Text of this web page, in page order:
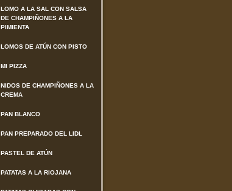
LOMO A LA SAL CON SALSA
DE CHAMPIÑONES A LA
PIMIENTA
LOMOS DE ATÚN CON PISTO
MI PIZZA
NIDOS DE CHAMPIÑONES A LA
CREMA
PAN BLANCO
PAN PREPARADO DEL LIDL
PASTEL DE ATÚN
PATATAS A LA RIOJANA